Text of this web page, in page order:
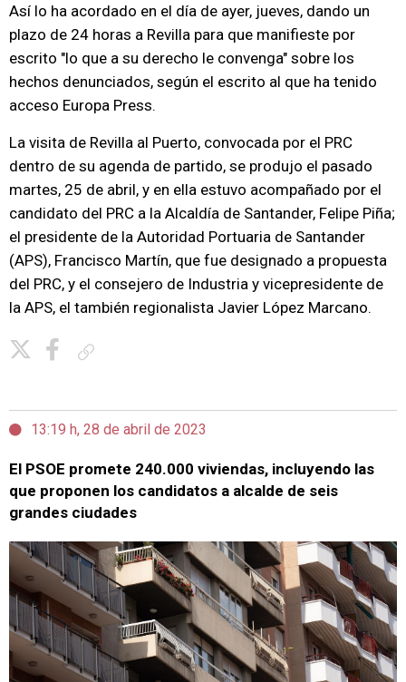
Así lo ha acordado en el día de ayer, jueves, dando un
plazo de 24 horas a Revilla para que manifieste por
escrito "lo que a su derecho le convenga" sobre los
hechos denunciados, según el escrito al que ha tenido
acceso Europa Press.
La visita de Revilla al Puerto, convocada por el PRC
dentro de su agenda de partido, se produjo el pasado
martes, 25 de abril, y en ella estuvo acompañado por el
candidato del PRC a la Alcaldía de Santander, Felipe Piña;
el presidente de la Autoridad Portuaria de Santander
(APS), Francisco Martín, que fue designado a propuesta
del PRC, y el consejero de Industria y vicepresidente de
la APS, el también regionalista Javier López Marcano.
13:19 h, 28 de abril de 2023
El PSOE promete 240.000 viviendas, incluyendo las
que proponen los candidatos a alcalde de seis
grandes ciudades